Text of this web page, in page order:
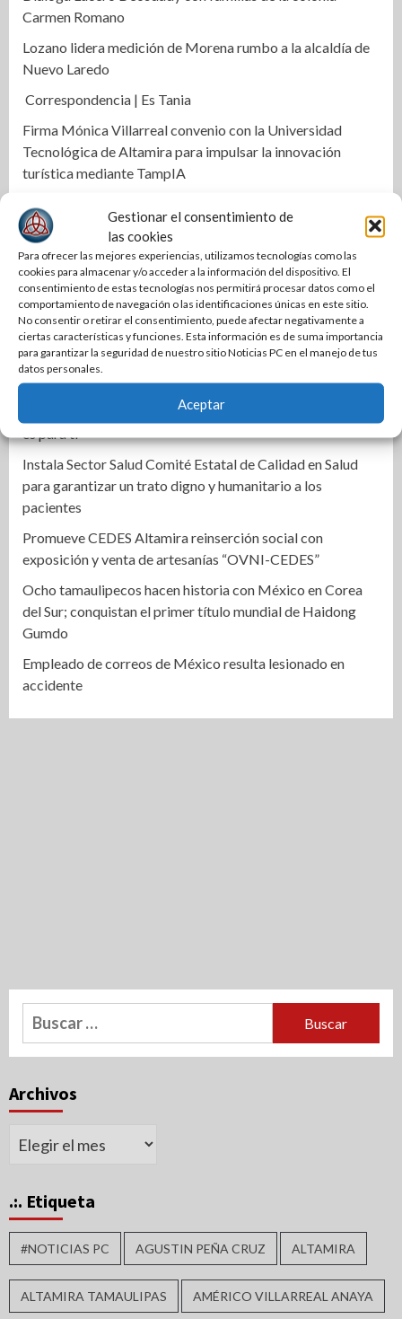
Gestionar el consentimiento de
las cookies
Para ofrecer las mejores experiencias, utilizamos tecnologías como las
cookies para almacenar y/o acceder a la información del dispositivo. El
consentimiento de estas tecnologías nos permitirá procesar datos como el
comportamiento de navegación o las identificaciones únicas en este sitio.
No consentir o retirar el consentimiento, puede afectar negativamente a
ciertas características y funciones. Esta información es de suma importancia
para garantizar la seguridad de nuestro sitio Noticias PC en el manejo de tus
datos personales.
Aceptar
Carmen Romano
Lozano lidera medición de Morena rumbo a la alcaldía de
Nuevo Laredo
Correspondencia | Es Tania
Firma Mónica Villarreal convenio con la Universidad
Tecnológica de Altamira para impulsar la innovación
turística mediante TampIA
Destaca Olga Sosa innovación en el campo durante la
presentación de Forward Farming de Bayer en México
Transparencia y finanzas sanas en COMAPA Altamira
Con más obra pública, Mónica Villarreal transforma la
infraestructura vial de Tampico
Impulsa STPS ferias del empleo para jóvenes en tres
regiones de Tamaulipas
programa “De Tamaulipas para Texas, exportar también
es para ti”
Instala Sector Salud Comité Estatal de Calidad en Salud
para garantizar un trato digno y humanitario a los
pacientes
Promueve CEDES Altamira reinserción social con
exposición y venta de artesanías “OVNI-CEDES”
Ocho tamaulipecos hacen historia con México en Corea
del Sur; conquistan el primer título mundial de Haidong
Gumdo
Empleado de correos de México resulta lesionado en
accidente
Buscar:
Archivos
Archivos
.:. Etiqueta
#NOTICIAS PC AGUSTIN PEÑA CRUZ ALTAMIRA
ALTAMIRA TAMAULIPAS AMÉRICO VILLARREAL ANAYA